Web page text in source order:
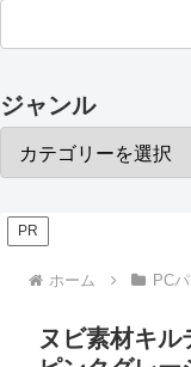
ジャンル
PR
ホーム PC
ヌビ素材キ